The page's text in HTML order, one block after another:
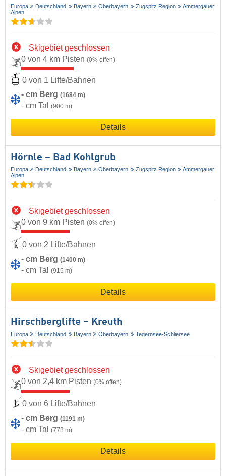
Europa Deutschland Bayern Oberbayern Zugspitz Region
Ammergauer
Alpen
Skigebiet geschlossen
0 von 4 km Pisten (0% offen)
0 von 1 Lifte/Bahnen
- cm Berg (1684 m)
- cm Tal (900 m)
Details
Hörnle – Bad Kohlgrub
Europa Deutschland Bayern Oberbayern Zugspitz Region
Ammergauer
Alpen
Skigebiet geschlossen
0 von 9 km Pisten (0% offen)
0 von 2 Lifte/Bahnen
- cm Berg (1400 m)
- cm Tal (915 m)
Details
Hirschberglifte – Kreuth
Europa Deutschland Bayern Oberbayern Tegernsee-Schliersee
Skigebiet geschlossen
0 von 2,4 km Pisten (0% offen)
0 von 6 Lifte/Bahnen
- cm Berg (1191 m)
- cm Tal (778 m)
Details